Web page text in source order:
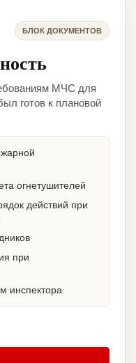
БЛОК ДОКУМЕНТОВ
МЧС для
готов к плановой
огнетушителей
действий при
при
инспектора